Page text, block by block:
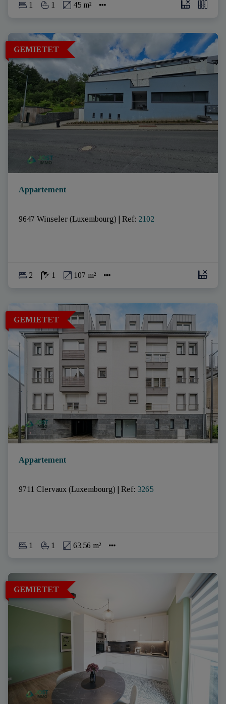
1 1 45 m²
GEMIETET
Appartement
9647 Winseler (Luxembourg) Ref: 2102
2 1 107 m²
GEMIETET
Appartement
9711 Clervaux (Luxembourg) Ref: 3265
1 1 63.56 m²
GEMIETET